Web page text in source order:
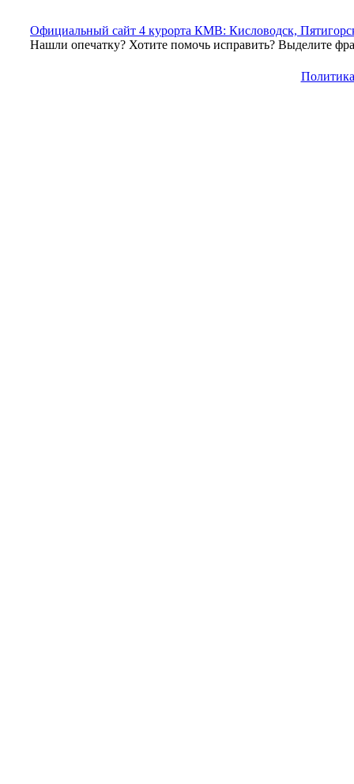
Официальный сайт 4 курорта КМВ: Кисловодск,
Нашли опечатку? Хотите помочь исправить? Выделите